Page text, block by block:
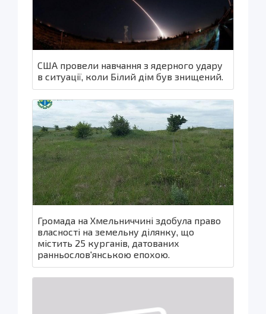
США провели навчання з ядерного удару
в ситуації, коли Білий дім був знищений.
Громада на Хмельниччині здобула право
власності на земельну ділянку, що
містить 25 курганів, датованих
ранньослов'янською епохою.